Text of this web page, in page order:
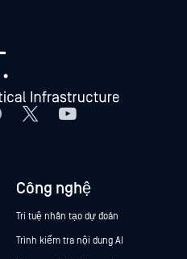
Công nghệ
Trí tuệ nhân tạo dự đoán
Trình kiểm tra nội dung AI